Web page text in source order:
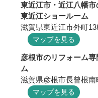
東近江市・近江八幡
東近江ショールーム
滋賀県東近江市外町
マップを見る
彦根市のリフォーム
ム
滋賀県彦根市長曾根南
マップを見る